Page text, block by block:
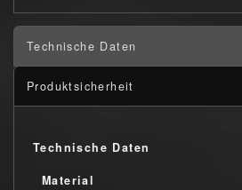
Technische Daten
Produktsicherheit
Technische Daten
Material